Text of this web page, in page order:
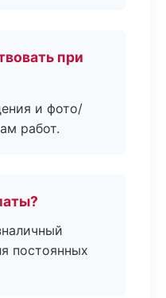
при
и фото/
работ.
постоянных